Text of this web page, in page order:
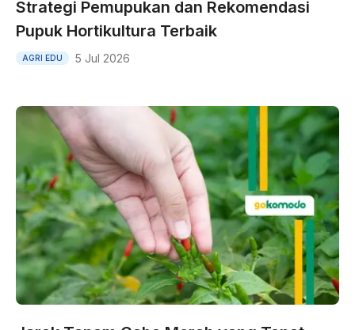
Strategi Pemupukan dan Rekomendasi
Pupuk Hortikultura Terbaik
AGRI EDU 5 Jul 2026